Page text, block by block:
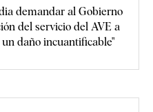
demandar al Gobierno
del servicio del AVE a
un daño incuantificable"